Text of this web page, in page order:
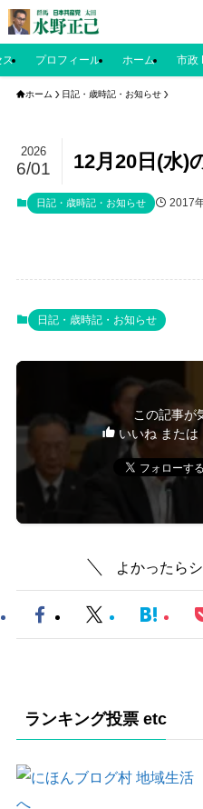
ス プロフィール ホーム 市政
ホーム 日記・歳時記・お知らせ
12月20日(水)
2026
6/01
日記・歳時記・お知らせ 2017
日記・歳時記・お知らせ
この記事が
いいね または
よかったら
ランキング投票 etc